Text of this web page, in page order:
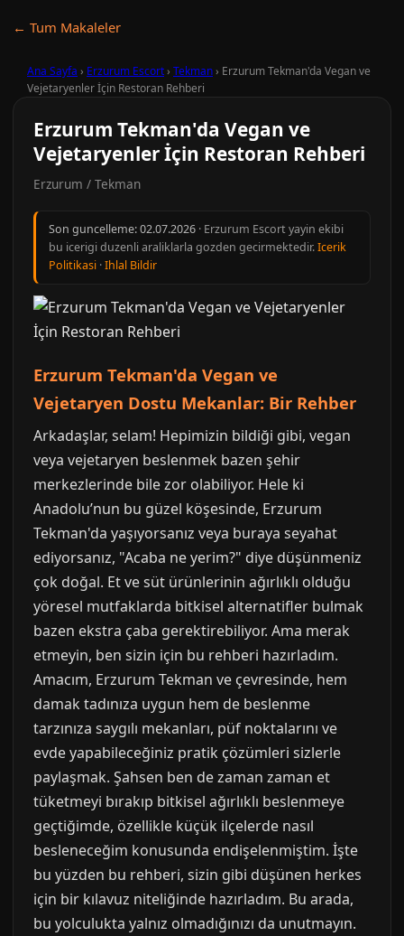
← Tum Makaleler
Ana Sayfa › Erzurum Escort› Tekman› Erzurum Tekman'da Vegan ve
Vejetaryenler İçin Restoran Rehberi
Erzurum Tekman'da Vegan ve
Vejetaryenler İçin Restoran Rehberi
Erzurum / Tekman
Son guncelleme:02.07.2026 · Erzurum Escort yayin ekibi
bu icerigi duzenli araliklarla gozden gecirmektedir.Icerik
Politikasi ·Ihlal Bildir
Erzurum Tekman'da Vegan ve
Vejetaryen Dostu Mekanlar: Bir Rehber
Arkadaşlar, selam! Hepimizin bildiği gibi, vegan
veya vejetaryen beslenmek bazen şehir
merkezlerinde bile zor olabiliyor. Hele ki
Anadolu’nun bu güzel köşesinde, Erzurum
Tekman'da yaşıyorsanız veya buraya seyahat
ediyorsanız, "Acaba ne yerim?" diye düşünmeniz
çok doğal. Et ve süt ürünlerinin ağırlıklı olduğu
yöresel mutfaklarda bitkisel alternatifler bulmak
bazen ekstra çaba gerektirebiliyor. Ama merak
etmeyin, ben sizin için bu rehberi hazırladım.
Amacım, Erzurum Tekman ve çevresinde, hem
damak tadınıza uygun hem de beslenme
tarzınıza saygılı mekanları, püf noktalarını ve
evde yapabileceğiniz pratik çözümleri sizlerle
paylaşmak. Şahsen ben de zaman zaman et
tüketmeyi bırakıp bitkisel ağırlıklı beslenmeye
geçtiğimde, özellikle küçük ilçelerde nasıl
besleneceğim konusunda endişelenmiştim. İşte
bu yüzden bu rehberi, sizin gibi düşünen herkes
için bir kılavuz niteliğinde hazırladım. Bu arada,
bu yolculukta yalnız olmadığınızı da unutmayın.